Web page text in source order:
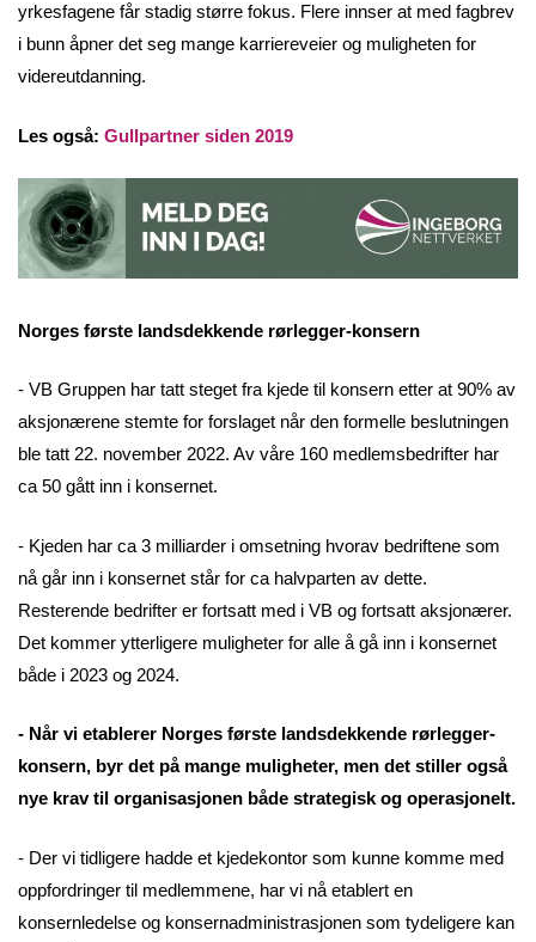
yrkesfagene får stadig større fokus. Flere innser at med fagbrev
i bunn åpner det seg mange karriereveier og muligheten for
videreutdanning.
Les også: Gullpartner siden 2019
Norges første landsdekkende rørlegger-konsern
- VB Gruppen har tatt steget fra kjede til konsern etter at 90% av
aksjonærene stemte for forslaget når den formelle beslutningen
ble tatt 22. november 2022. Av våre 160 medlemsbedrifter har
ca 50 gått inn i konsernet.
- Kjeden har ca 3 milliarder i omsetning hvorav bedriftene som
nå går inn i konsernet står for ca halvparten av dette.
Resterende bedrifter er fortsatt med i VB og fortsatt aksjonærer.
Det kommer ytterligere muligheter for alle å gå inn i konsernet
både i 2023 og 2024.
- Når vi etablerer Norges første landsdekkende rørlegger-
konsern, byr det på mange muligheter, men det stiller også
nye krav til organisasjonen både strategisk og operasjonelt.
- Der vi tidligere hadde et kjedekontor som kunne komme med
oppfordringer til medlemmene, har vi nå etablert en
konsernledelse og konsernadministrasjonen som tydeligere kan